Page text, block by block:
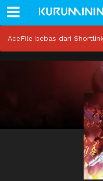
AceFile bebas dari